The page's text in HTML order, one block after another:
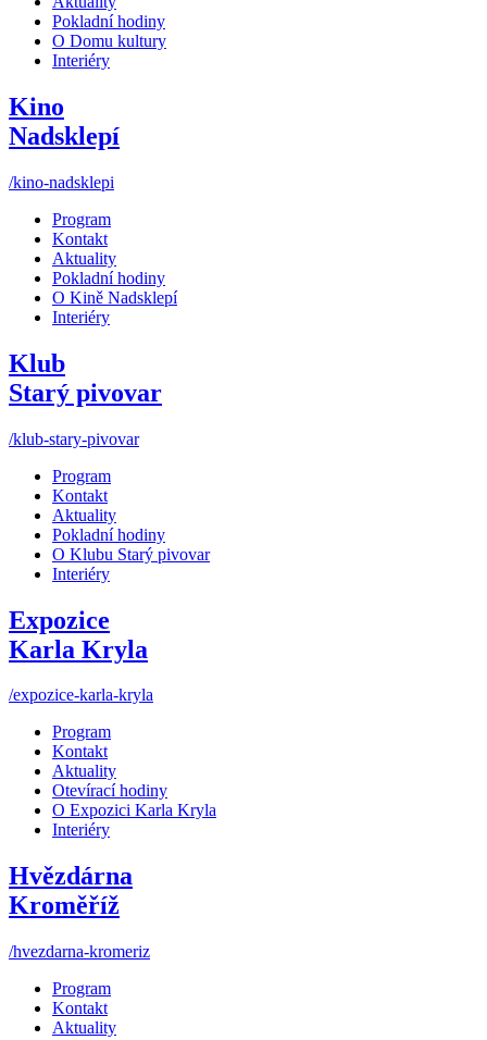
Pokladní hodiny
O Domu kultury
Interiéry
Kino
Nadsklepí
/kino-nadsklepi
Program
Kontakt
Aktuality
Pokladní hodiny
O Kině Nadsklepí
Interiéry
Klub
Starý pivovar
/klub-stary-pivovar
Program
Kontakt
Aktuality
Pokladní hodiny
O Klubu Starý pivovar
Interiéry
Expozice
Karla Kryla
/expozice-karla-kryla
Program
Kontakt
Aktuality
Otevírací hodiny
O Expozici Karla Kryla
Interiéry
Hvězdárna
Kroměříž
/hvezdarna-kromeriz
Program
Kontakt
Aktuality